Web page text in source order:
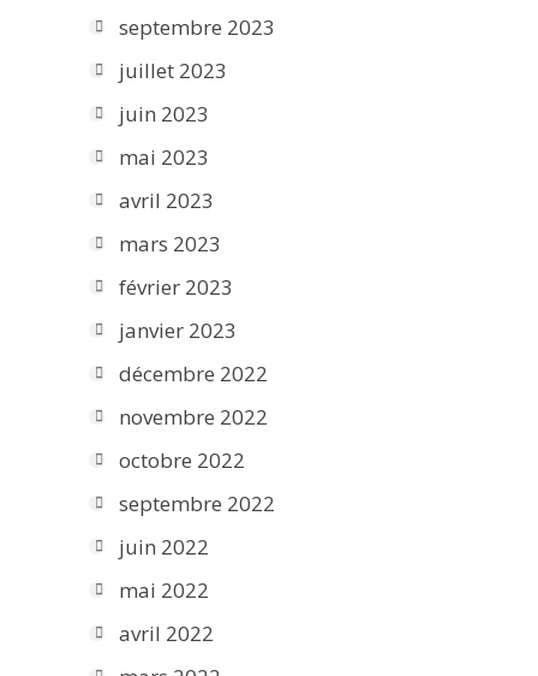
septembre 2023
juillet 2023
juin 2023
mai 2023
avril 2023
mars 2023
février 2023
janvier 2023
décembre 2022
novembre 2022
octobre 2022
septembre 2022
juin 2022
mai 2022
avril 2022